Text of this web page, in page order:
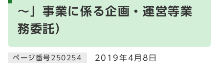
～」事業に係る企画・運営等業
務委託）
ページ番号250254 2019年4月8日